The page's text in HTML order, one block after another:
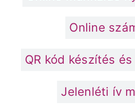
Online
QR kód készítés
Jelenléti ív